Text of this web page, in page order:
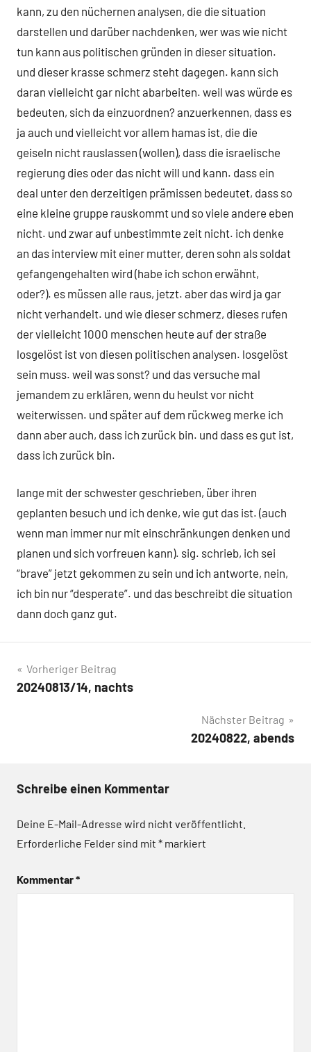
kann, zu den nüchernen analysen, die die situation
darstellen und darüber nachdenken, wer was wie nicht
tun kann aus politischen gründen in dieser situation.
und dieser krasse schmerz steht dagegen. kann sich
daran vielleicht gar nicht abarbeiten. weil was würde es
bedeuten, sich da einzuordnen? anzuerkennen, dass es
ja auch und vielleicht vor allem hamas ist, die die
geiseln nicht rauslassen (wollen), dass die israelische
regierung dies oder das nicht will und kann. dass ein
deal unter den derzeitigen prämissen bedeutet, dass so
eine kleine gruppe rauskommt und so viele andere eben
nicht. und zwar auf unbestimmte zeit nicht. ich denke
an das interview mit einer mutter, deren sohn als soldat
gefangengehalten wird (habe ich schon erwähnt,
oder?). es müssen alle raus, jetzt. aber das wird ja gar
nicht verhandelt. und wie dieser schmerz, dieses rufen
der vielleicht 1000 menschen heute auf der straße
losgelöst ist von diesen politischen analysen. losgelöst
sein muss. weil was sonst? und das versuche mal
jemandem zu erklären, wenn du heulst vor nicht
weiterwissen. und später auf dem rückweg merke ich
dann aber auch, dass ich zurück bin. und dass es gut ist,
dass ich zurück bin.
lange mit der schwester geschrieben, über ihren
geplanten besuch und ich denke, wie gut das ist. (auch
wenn man immer nur mit einschränkungen denken und
planen und sich vorfreuen kann). sig. schrieb, ich sei
“brave” jetzt gekommen zu sein und ich antworte, nein,
ich bin nur “desperate”. und das beschreibt die situation
dann doch ganz gut.
Beitragsnavigation
Vorheriger Beitrag
20240813/14, nachts
Nächster Beitrag
20240822, abends
Schreibe einen Kommentar
Deine E-Mail-Adresse wird nicht veröffentlicht.
Erforderliche Felder sind mit * markiert
Kommentar*